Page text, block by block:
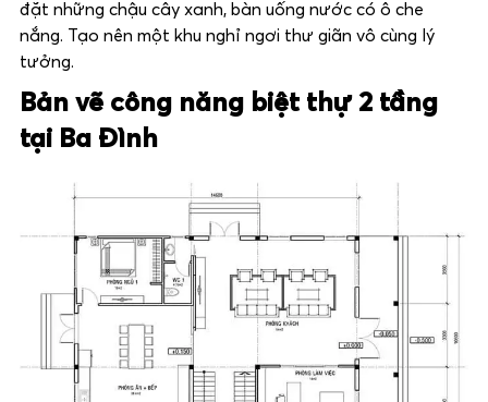
đặt những chậu cây xanh, bàn uống nước có ô che
nắng. Tạo nên một khu nghỉ ngơi thư giãn vô cùng lý
tưởng.
Bản vẽ công năng biệt thự 2 tầng
tại Ba Đình